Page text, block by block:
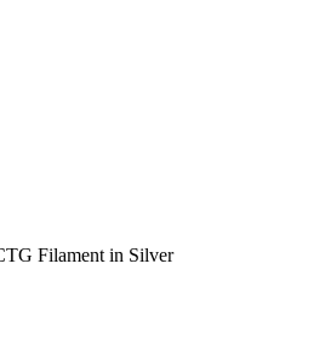
Filament in Silver